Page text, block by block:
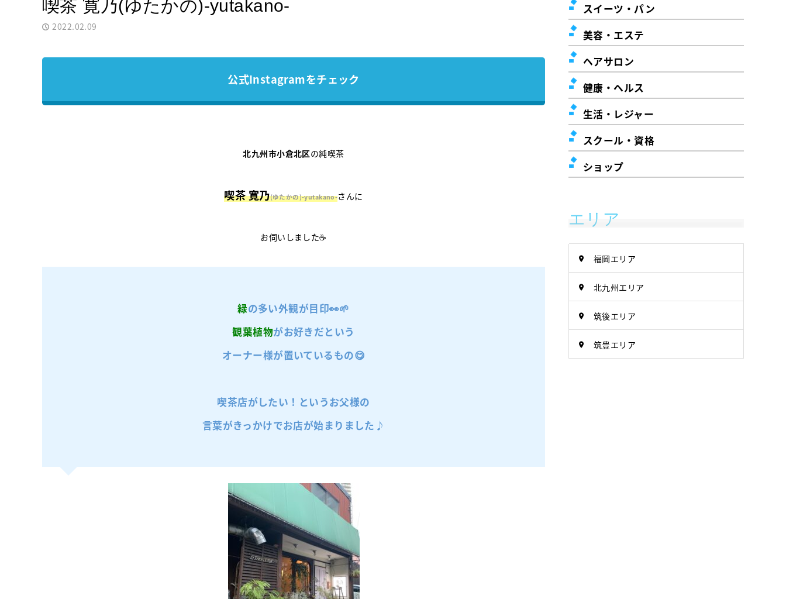
喫茶 寛乃(ゆたかの)-yutakano-
2022.02.09
公式Instagramをチェック
北九州市小倉北区の純喫茶
喫茶 寛乃(ゆたかの)-yutakano-さんに
お伺いしました☕
緑の多い外観が目印👀🌱
観葉植物がお好きだという
オーナー様が置いているもの😋
喫茶店がしたい！というお父様の
言葉がきっかけでお店が始まりました♪
スイーツ・パン
美容・エステ
ヘアサロン
健康・ヘルス
生活・レジャー
スクール・資格
ショップ
エリア
福岡エリア
北九州エリア
筑後エリア
筑豊エリア